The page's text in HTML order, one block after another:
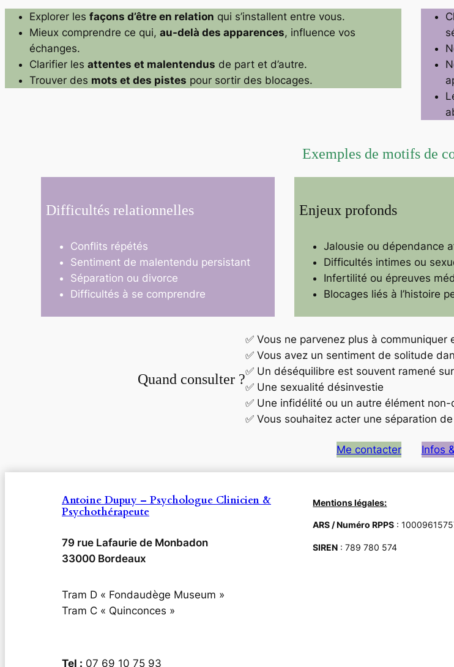
Explorer les façons d’être en relation qui s’installent entre vous.
Mieux comprendre ce qui, au-delà des apparences, influence vos
échanges.
Clarifier les attentes et malentendus de part et d’autre.
Trouver des mots et des pistes pour sortir des blocages.
Exemples de motifs de
Difficultés relationnelles
Conflits répétés
Sentiment de malentendu persistant
Séparation ou divorce
Difficultés à se comprendre
Enjeux profonds
Jalousie ou dépendance
Difficultés intimes ou
Infertilité ou épreuves
Blocages liés à l’histoire
Quand consulter ?
✅ Vous ne parvenez plus à communiquer
✅ Vous avez un sentiment de solitude
✅ Un déséquilibre est souvent ramené
✅ Une sexualité désinvestie
✅ Une infidélité ou un autre élément
✅ Vous souhaitez acter une séparation
Me contacter Infos
Antoine Dupuy – Psychologue Clinicien &
Psychothérapeute
79 rue Lafaurie de Monbadon
33000 Bordeaux
Tram D « Fondaudège Museum »
Tram C « Quinconces »
Tel : 07 69 10 75 93
Mentions légales:
ARS / Numéro RPPS :
SIREN : 789 780 574